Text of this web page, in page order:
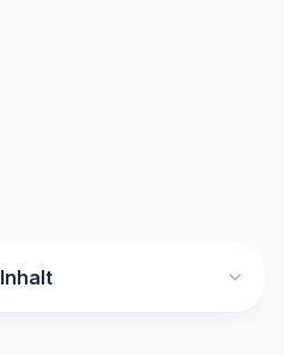
Inhalt